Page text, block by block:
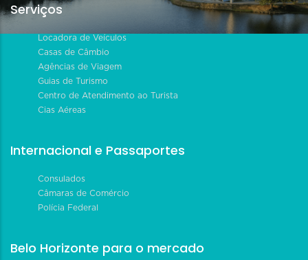
Serviços
Locadora de Veículos
Casas de Câmbio
Agências de Viagem
Guias de Turismo
Centro de Atendimento ao Turista
Cias Aéreas
Internacional e Passaportes
Consulados
Câmaras de Comércio
Polícia Federal
Belo Horizonte para o mercado